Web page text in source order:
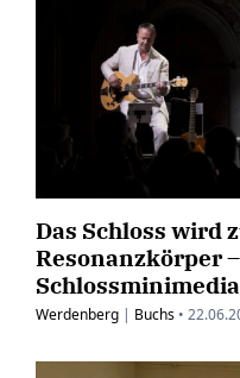
Das Schloss wird
Resonanzkörper
Werdenberg | Buchs •